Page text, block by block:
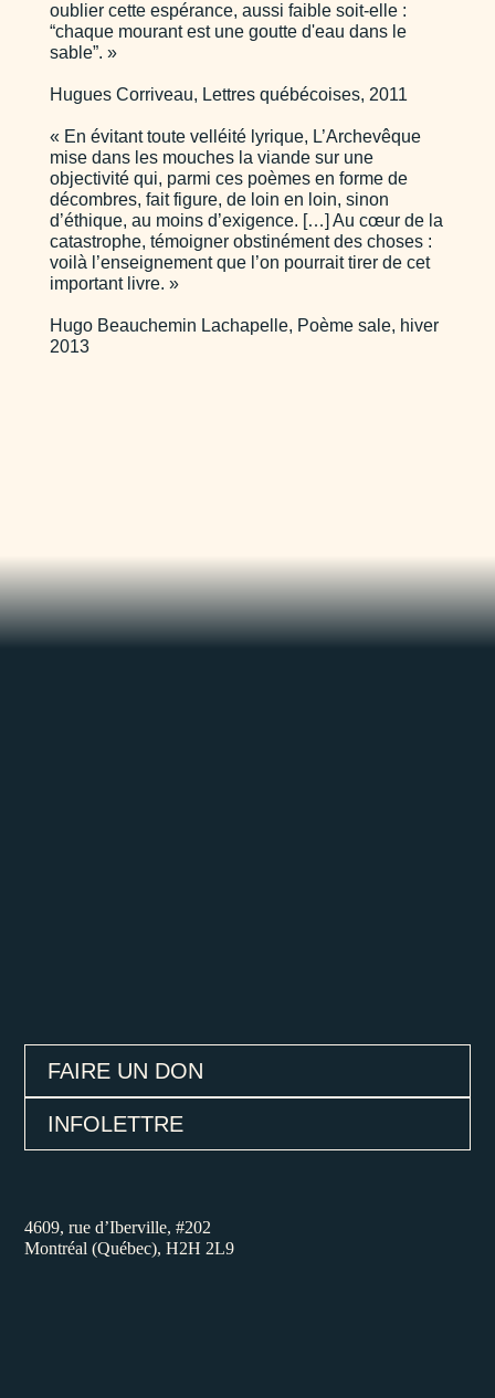
oublier cette espérance, aussi faible soit-elle :
“chaque mourant est une goutte d'eau dans le
sable”. »
Hugues Corriveau, Lettres québécoises, 2011
« En évitant toute velléité lyrique, L’Archevêque
mise dans les mouches la viande sur une
objectivité qui, parmi ces poèmes en forme de
décombres, fait figure, de loin en loin, sinon
d’éthique, au moins d’exigence. […] Au cœur de la
catastrophe, témoigner obstinément des choses :
voilà l’enseignement que l’on pourrait tirer de cet
important livre. »
Hugo Beauchemin Lachapelle, Poème sale, hiver
2013
FAIRE UN DON
INFOLETTRE
4609, rue d’Iberville, #202
Montréal (Québec), H2H 2L9